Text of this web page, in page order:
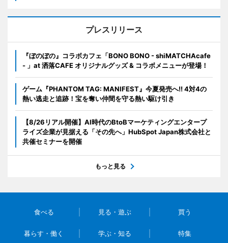
プレスリリース
『ぼのぼの』コラボカフェ「BONO BONO - shiMATCHAcafe
- 」at 洒落CAFE オリジナルグッズ & コラボメニューが登場！
ゲーム『PHANTOM TAG: MANIFEST』今夏発売へ!! 4対4の
熱い逃走と追跡！宝を奪い仲間を守る熱い駆け引き
【8/26リアル開催】AI時代のBtoBマーケティングエンタープ
ライズ企業が見据える「その先へ」HubSpot Japan株式会社と
共催セミナーを開催
もっと見る
食べる 見る・遊ぶ 買う
暮らす・働く 学ぶ・知る 特集